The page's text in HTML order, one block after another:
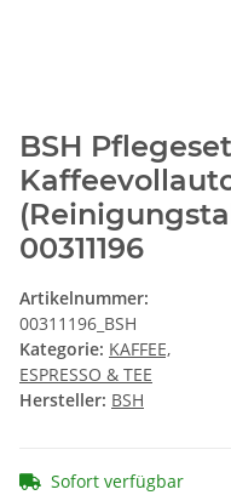
BSH
00311196
Artikelnummer:
00311196_BSH
Kategorie: KAFFEE,
ESPRESSO & TEE
Hersteller: BSH
Sofort verfügbar